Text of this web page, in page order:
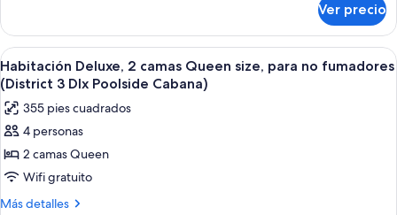
size,
regadera
para
personas
con
discapacidad
(District
3)
Deluxe,
cama
King
size,
regadera
para
personas
con
discapacidad
3)
Ver precio
Abrir
todas
las
fotos
de
Habitación
Deluxe,
2
Un área de descanso al aire libre y
6
Habitación Deluxe, 2 camas Queen size, para no fumadores
(District 3 Dlx Poolside Cabana)
355 pies cuadrados
4 personas
2 camas Queen
Wifi gratuito
Más detalles
Más